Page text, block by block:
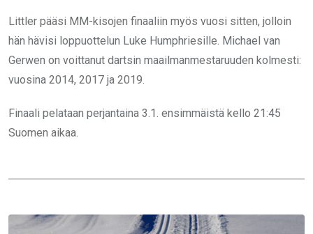
Littler pääsi MM-kisojen finaaliin myös vuosi sitten, jolloin
hän hävisi loppuottelun Luke Humphriesille. Michael van
Gerwen on voittanut dartsin maailmanmestaruuden kolmesti:
vuosina 2014, 2017 ja 2019.
Finaali pelataan perjantaina 3.1. ensimmäistä kello 21:45
Suomen aikaa.